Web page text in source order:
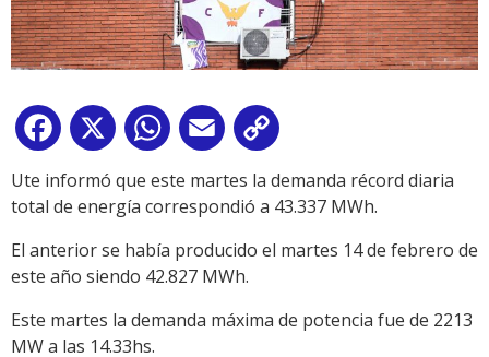
Facebook
X WhatsApp
Email
Link
Ute informó que este martes la demanda récord diaria
total de energía correspondió a 43.337 MWh.
El anterior se había producido el martes 14 de febrero de
este año siendo 42.827 MWh.
Este martes la demanda máxima de potencia fue de 2213
MW a las 14.33hs.